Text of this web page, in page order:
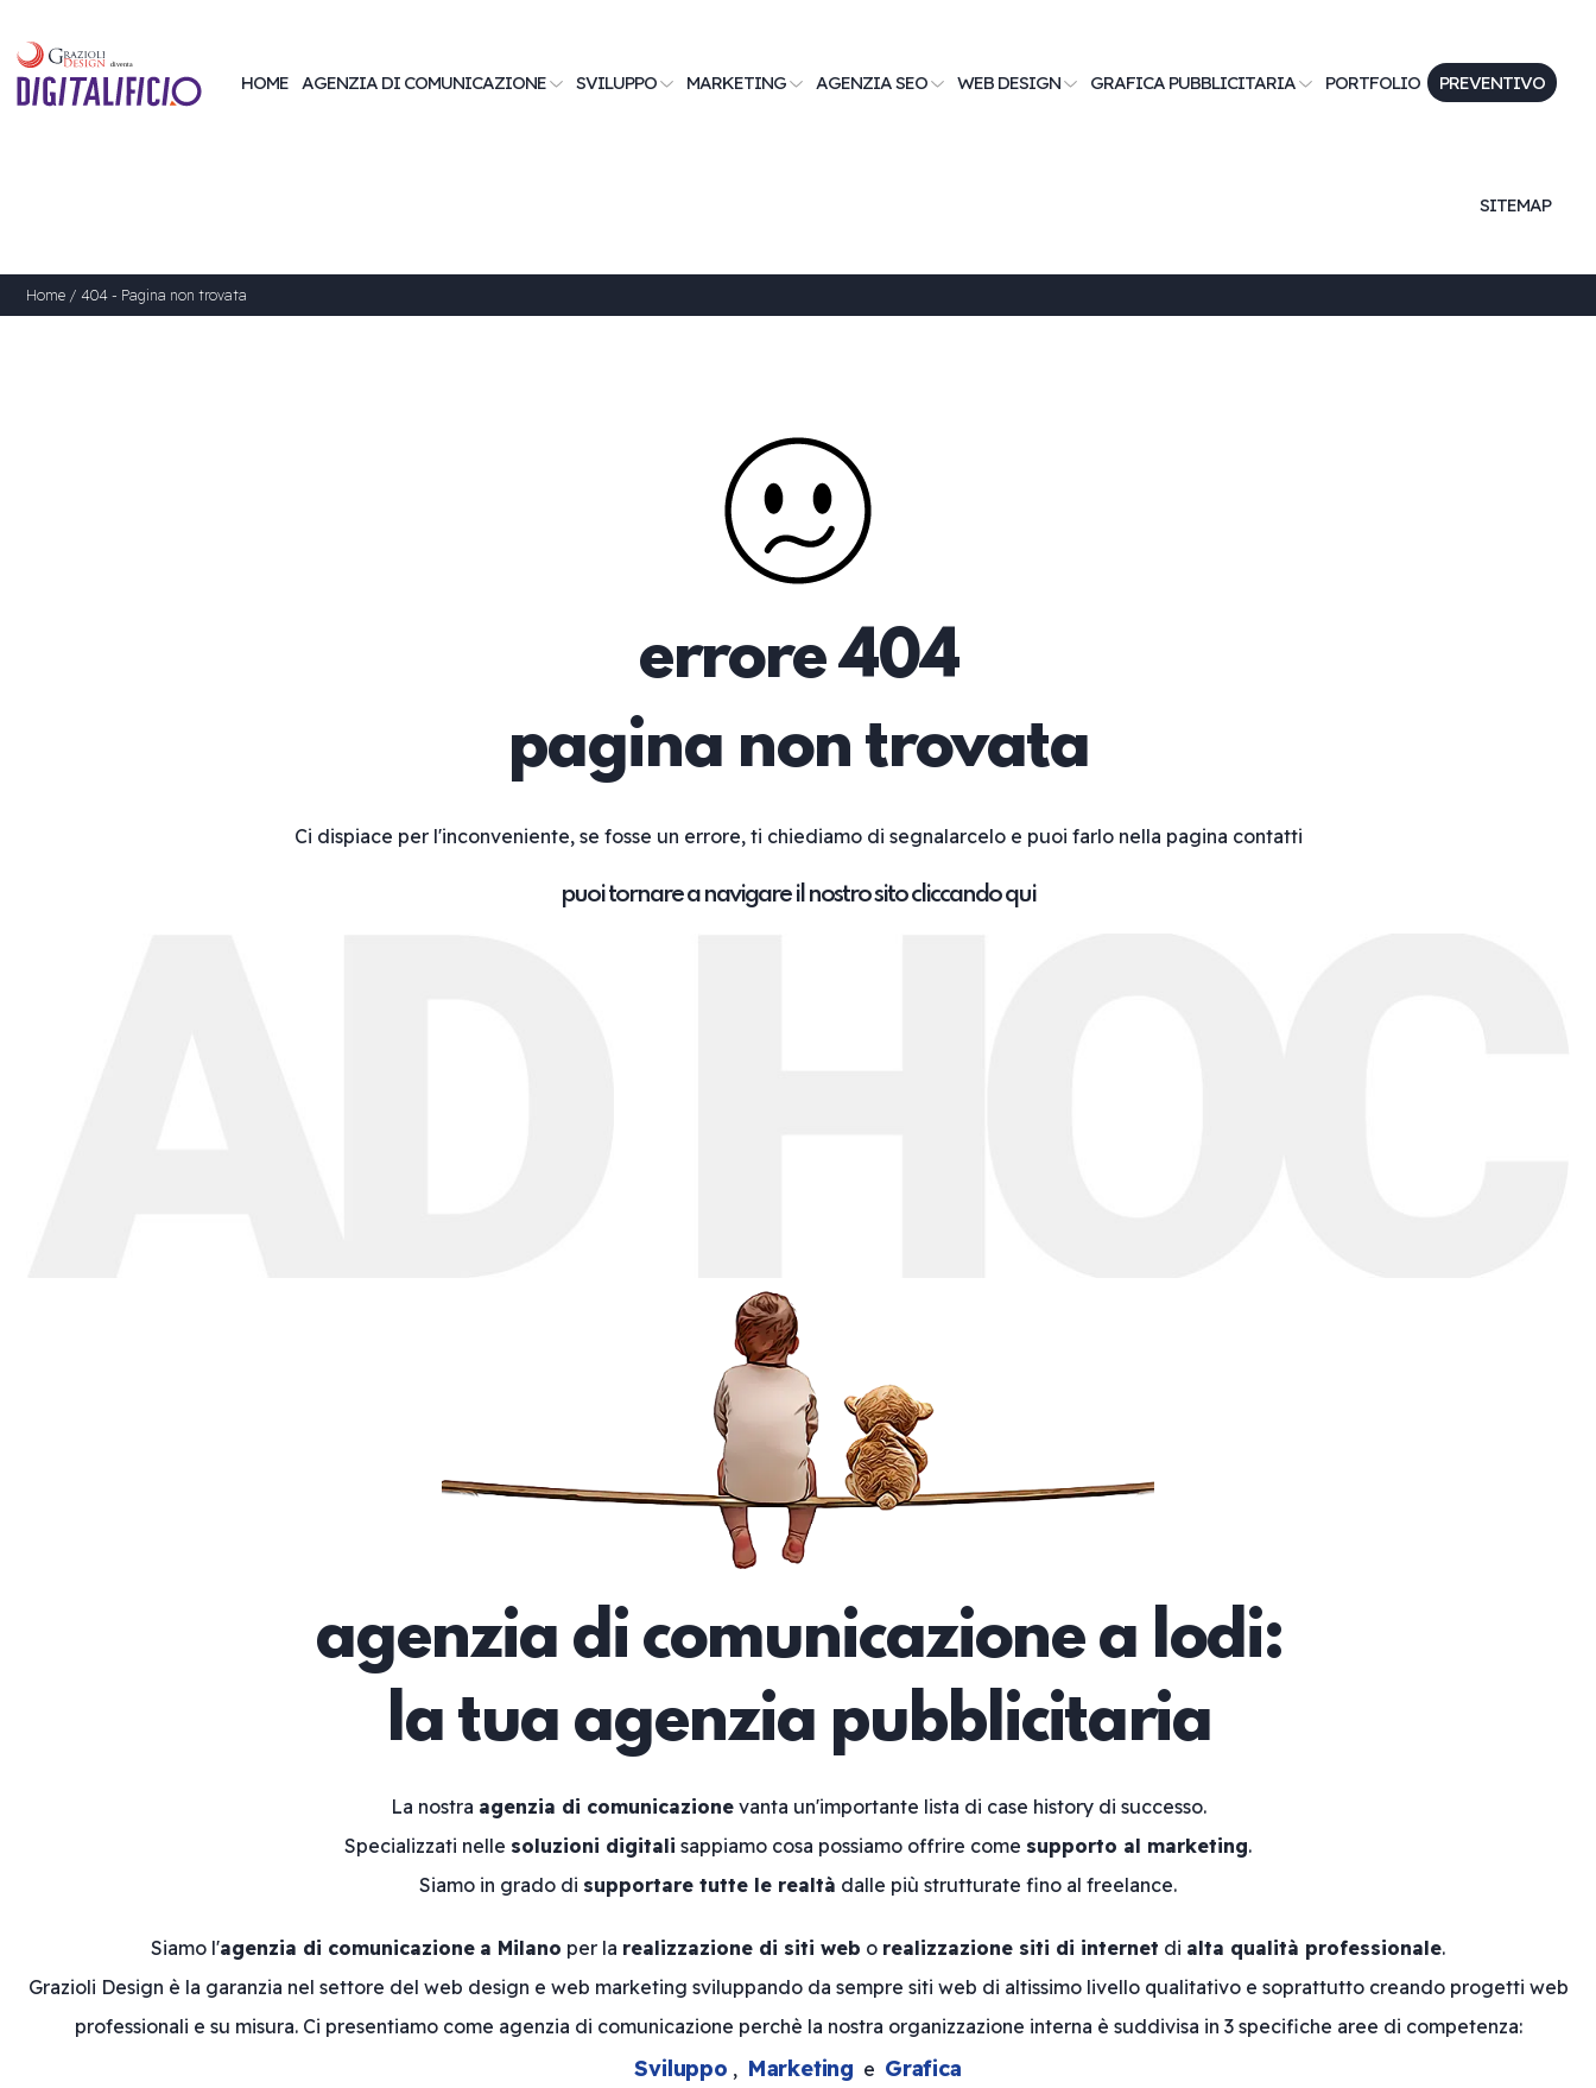
HOME AGENZIA DI COMUNICAZIONE SVILUPPO MARKETING AGENZIA SEO WEB DESIGN GRAFICA PUBBLICITARIA PORTFOLIO PREVENTIVO
SITEMAP
Home / 404 - Pagina non trovata
errore 404
pagina non trovata
Ci dispiace per l'inconveniente, se fosse un errore, ti chiediamo di segnalarcelo e puoi farlo nella pagina contatti
puoi tornare a navigare il nostro sito cliccando qui
agenzia di comunicazione a lodi:
la tua agenzia pubblicitaria
La nostra agenzia di comunicazionevanta un'importante lista di case history di successo.
Specializzati nelle soluzioni digitali sappiamo cosa possiamo offrire come supporto al marketing.
Siamo in grado di supportare tutte le realtà dalle più strutturate fino al freelance.
Siamo l'agenzia di comunicazione a Milano per la realizzazione di siti web o realizzazione siti di internet di alta qualità professionale.
Grazioli Design è la garanzia nel settore del web design e web marketing sviluppando da sempre siti web di altissimo livello qualitativo e soprattutto creando progetti web
professionali e su misura. Ci presentiamo come agenzia di comunicazione perchè la nostra organizzazione interna è suddivisa in 3 specifiche aree di competenza:
Sviluppo , Marketing e Grafica